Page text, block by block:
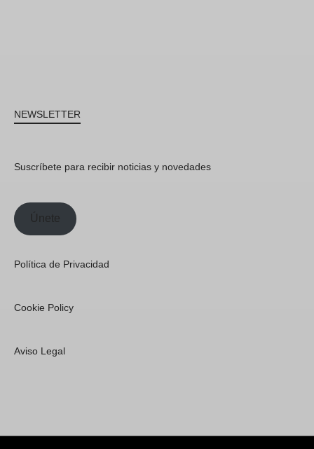
NEWSLETTER
Suscríbete para recibir noticias y novedades
Únete
Política de Privacidad
Cookie Policy
Aviso Legal